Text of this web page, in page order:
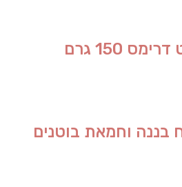
150 גרם
בננה וחמאת בוטנים